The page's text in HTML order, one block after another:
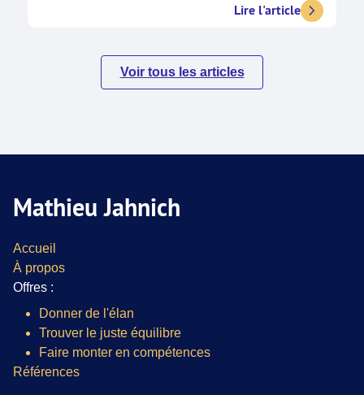
Lire l'article
Voir tous les articles
Mathieu Jahnich
Accueil
À propos
Offres :
Donner de l'élan
Trouver le juste équilibre
Faire monter en compétences
Références